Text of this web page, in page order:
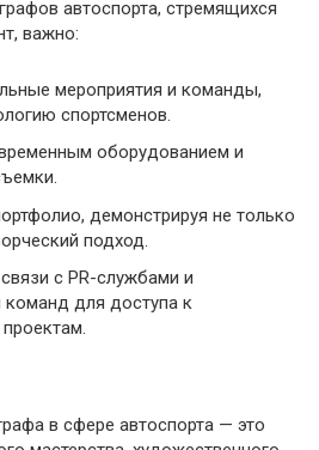
автоспорта, стремящихся
важно:
мероприятия и команды,
спортсменов.
оборудованием и
демонстрируя не только
подход.
с PR-службами и
команд для доступа к
в сфере автоспорта — это